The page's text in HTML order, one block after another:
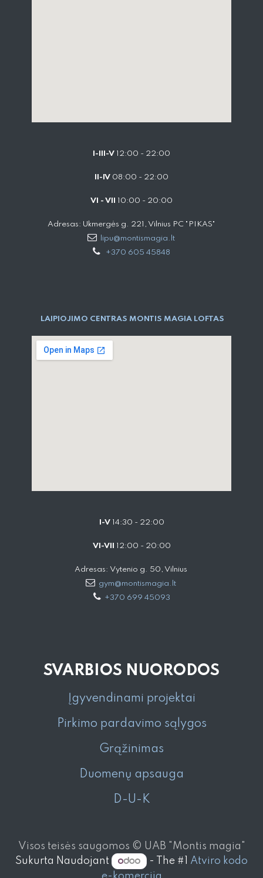
I-III-V 12:00 - 22:00
II-IV 08:00 - 22:00
VI - VII 10:00 - 20:00
Adresas: Ukmergės g. 221, Vilnius PC "PIKAS"
lipu@montismagia.lt
+370 605 45848
LAIPIOJIMO CENTRAS MONTIS MAGIA LOFTAS
I-V14:30 - 22:00
VI-VII 12:00 - 20:00
Adresas: Vytenio g. 50, Vilnius
gym@montismagia.lt
+370 699 45093
SVARBIOS NUORODOS
Įgyvendinami projektai
Pirkimo pardavimo sąlygos
Grąžinimas
Duomenų apsauga
D-U-K
Visos teisės saugomos © UAB "Montis magia"
Sukurta Naudojant
- The #1 Atviro kodo